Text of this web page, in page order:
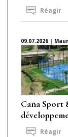
Réagir
09.07.2026 |
Caña Sport
Réagir